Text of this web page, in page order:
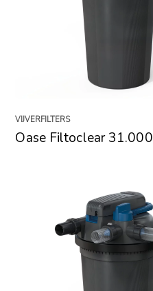
VIJVERFILTERS
Oase Filtoclear 31.000